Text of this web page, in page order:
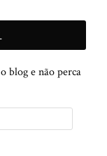
blog e não perca